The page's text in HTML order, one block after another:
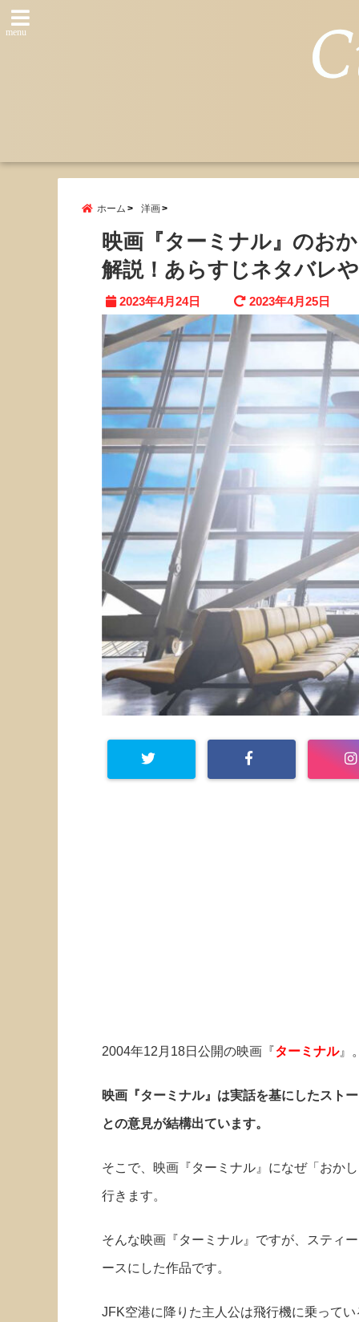
menu
ホーム 洋画
映画『ターミナル』のお
解説！あらすじネタバレ
2023年4月24日 2023年4月25日
2004年12月18日公開の映画『ターミナル』
映画『ターミナル』は実話を基にしたスト
との意見が結構出ています。
そこで、映画『ターミナル』になぜ「おか
行きます。
そんな映画『ターミナル』ですが、スティ
ースにした作品です。
JFK空港に降りた主人公は飛行機に乗って